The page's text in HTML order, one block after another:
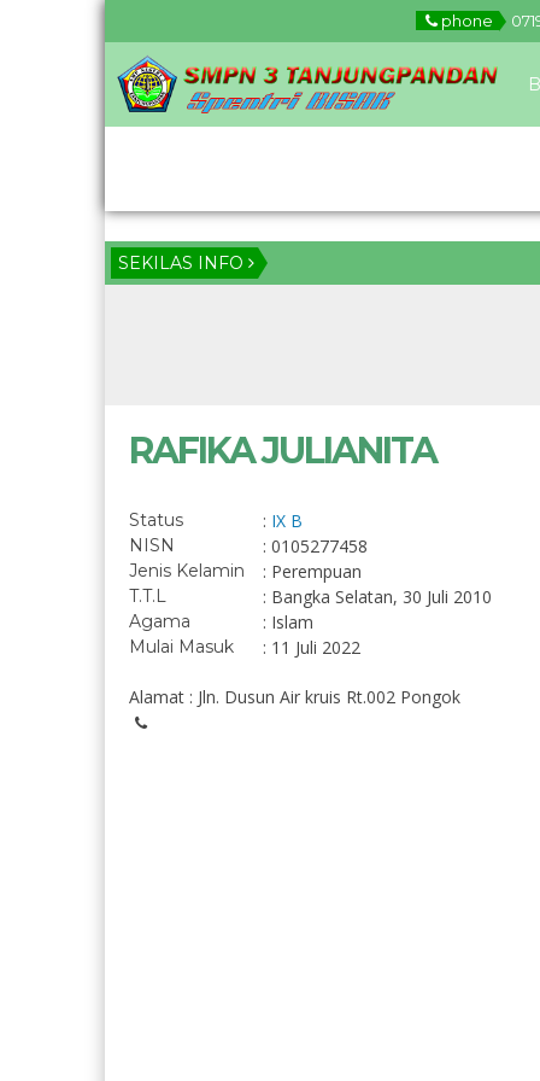
phone
SEKILAS INFO
RAFIKA JULIANITA
Status : IX B
NISN : 0105277458
Jenis Kelamin : Perempuan
T.T.L : Bangka Selatan, 30 Juli 2010
Agama : Islam
Mulai Masuk : 11 Juli 2022
Alamat : Jln. Dusun Air kruis Rt.002 Pongok